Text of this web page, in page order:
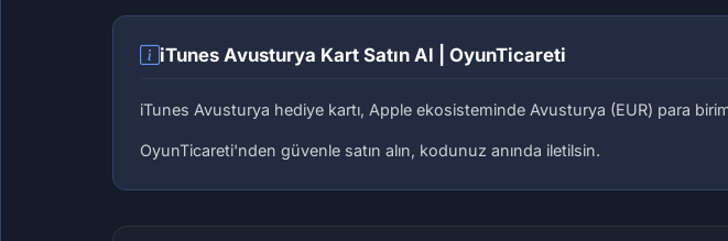
iTunes Avusturya Kart Satın Al | OyunTicareti
iTunes Avusturya hediye kartı, Apple ekosisteminde Avusturya (EUR) para
OyunTicareti'nden güvenle satın alın, kodunuz anında iletilsin.